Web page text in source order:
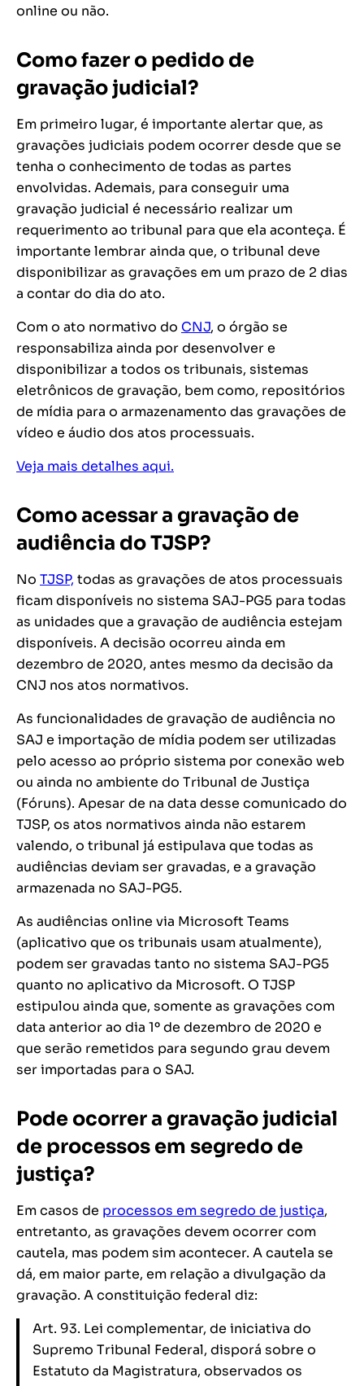
online ou não.
Como fazer o pedido de
gravação judicial?
Em primeiro lugar, é importante alertar que, as
gravações judiciais podem ocorrer desde que se
tenha o conhecimento de todas as partes
envolvidas. Ademais, para conseguir uma
gravação judicial é necessário realizar um
requerimento ao tribunal para que ela aconteça. É
importante lembrar ainda que, o tribunal deve
disponibilizar as gravações em um prazo de 2 dias
a contar do dia do ato.
Com o ato normativo do CNJ, o órgão se
responsabiliza ainda por desenvolver e
disponibilizar a todos os tribunais, sistemas
eletrônicos de gravação, bem como, repositórios
de mídia para o armazenamento das gravações de
vídeo e áudio dos atos processuais.
Veja mais detalhes aqui.
Como acessar a gravação de
audiência do TJSP?
No TJSP, todas as gravações de atos processuais
ficam disponíveis no sistema SAJ-PG5 para todas
as unidades que a gravação de audiência estejam
disponíveis. A decisão ocorreu ainda em
dezembro de 2020, antes mesmo da decisão da
CNJ nos atos normativos.
As funcionalidades de gravação de audiência no
SAJ e importação de mídia podem ser utilizadas
pelo acesso ao próprio sistema por conexão web
ou ainda no ambiente do Tribunal de Justiça
(Fóruns). Apesar de na data desse comunicado do
TJSP, os atos normativos ainda não estarem
valendo, o tribunal já estipulava que todas as
audiências deviam ser gravadas, e a gravação
armazenada no SAJ-PG5.
As audiências online via Microsoft Teams
(aplicativo que os tribunais usam atualmente),
podem ser gravadas tanto no sistema SAJ-PG5
quanto no aplicativo da Microsoft. O TJSP
estipulou ainda que, somente as gravações com
data anterior ao dia 1º de dezembro de 2020 e
que serão remetidos para segundo grau devem
ser importadas para o SAJ.
Pode ocorrer a gravação judicial
de processos em segredo de
justiça?
Em casos de processos em segredo de justiça,
entretanto, as gravações devem ocorrer com
cautela, mas podem sim acontecer. A cautela se
dá, em maior parte, em relação a divulgação da
gravação. A constituição federal diz:
Art. 93. Lei complementar, de iniciativa do
Supremo Tribunal Federal, disporá sobre o
Estatuto da Magistratura, observados os